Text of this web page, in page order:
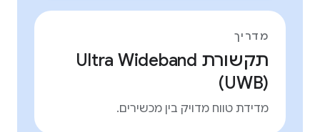
מדריך
תקשורת Ultra Wideband
(UWB)
מדידת טווח מדויק בין מכשירים.